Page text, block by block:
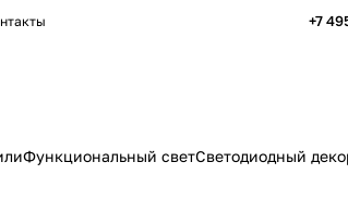
+7
Функциональный светСветодиодный